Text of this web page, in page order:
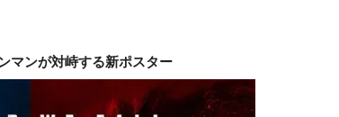
マンが対峙する新ポスター